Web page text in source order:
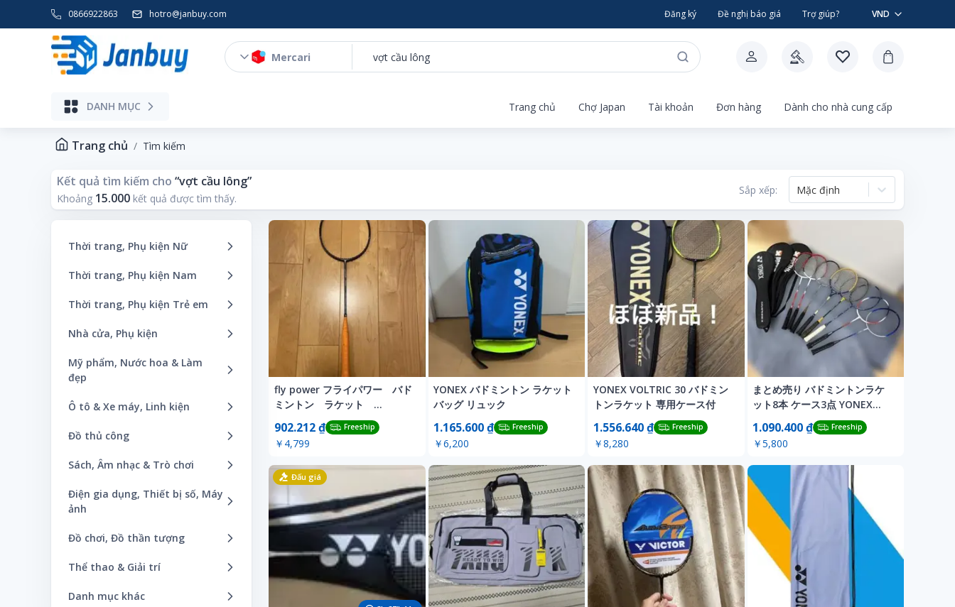
0866922863 hotro@janbuy.com Đăng ký Đề nghị báo giá Trợ giúp? VND
Mercari
DANH MỤC Trang chủ Chợ Japan Tài khoản Đơn hàng Dành cho nhà cung cấp
Trang chủ Tìm kiếm
Kết quả tìm kiếm cho “vợt cầu lông”
Khoảng 15.000 kết quả được tìm thấy.
Sắp xếp: Mặc định
Thời trang, Phụ kiện Nữ
Kimono/Yukata
Bộ đồ ngủ
Đồng hồ đeo tay
Mũ
Phụ kiện
Phụ kiện tóc
Quần
Váy đầm
Vớ, tất
Thời trang, Phụ kiện Nam
Kính
Bộ đồ
Đồng hồ đeo tay
Giày dép
Phụ kiện
Trang sức
Thời trang, Phụ kiện Trẻ em
Bình sữa/ dụng cụ ăn dặm
Cho bé trai & gái ~ 95cm
Cho bé trai ~ 95cm
Địu/ xe đẩy/ túi đựng đồ
Đồ trang trí sinh nhật/ đồ lưu
Nội thất/ giường / sản phẩm
Nhà cửa, Phụ kiện
Bàn
Bộ đồ giường ngủ
Ghế
Giường / nệm
Phụ kiện nội thất
Rèm / Mành
Sofa / sofa giường
Mỹ phẩm, Nước hoa & Làm
đẹp
Ăn kiêng
Chăm sóc móng
Chăm sóc răng miệng
Khác
Nước hoa
Ô tô & Xe máy, Linh kiện
Lốp xe / bánh xe
Phụ tùng xe hơi
Thân xe
Thân xe máy
Đồ thủ công
Hàng nội địa
Nhu yếu phẩm hàng ngày /
Sách, Âm nhạc & Trò chơi
CD
DVD / Blu-ray
Điện gia dụng, Thiết bị số, Máy
ảnh
Máy đọc sách
Khác
Đồ chơi, Đồ thần tượng
Gấu bông, búp bê
Thể thao & Giải trí
Cầu Lông
Danh mục khác
fly power フライパワー バド
ミントン ラケット
MASTER07
902.212 ₫ Freeship
￥4,799
YONEX バドミントン ラケット
バッグ リュック
1.165.600 ₫ Freeship
￥6,200
YONEX VOLTRIC 30 バドミン
トンラケット 専用ケース付
1.556.640 ₫ Freeship
￥8,280
まとめ売り バドミントンラケ
ット8本 ケース3点 YONEX
1.090.400 ₫ Freeship
￥5,800
Đấu giá